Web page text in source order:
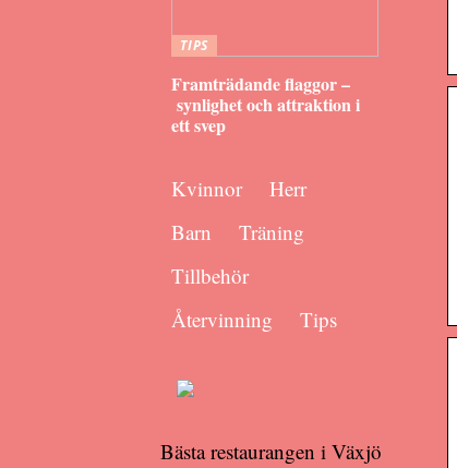
TIPS
Framträdande flaggor –
synlighet och attraktion i
ett svep
Kvinnor
Herr
Barn
Träning
Tillbehör
Återvinning
Tips
Bästa restaurangen i Växjö